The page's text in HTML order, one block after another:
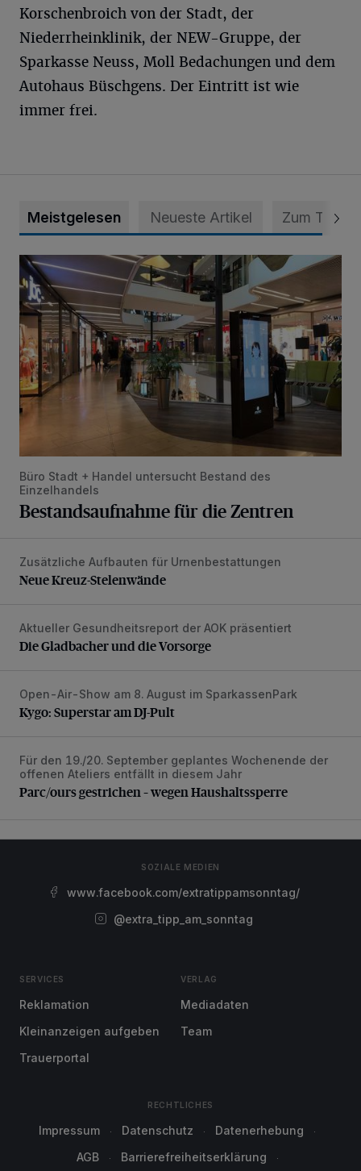
Korschenbroich von der Stadt, der
Niederrheinklinik, der NEW-Gruppe, der
Sparkasse Neuss, Moll Bedachungen und dem
Autohaus Büschgens. Der Eintritt ist wie
immer frei.
Meistgelesen Neueste Artikel Zum Thema
Bestandsaufnahme für die Zentren
Büro Stadt + Handel untersucht Bestand des
Einzelhandels
Bestandsaufnahme für die Zentren
Neue Kreuz-Stelenwände
Zusätzliche Aufbauten für Urnenbestattungen
Neue Kreuz-Stelenwände
Die Gladbacher und die Vorsorge
Aktueller Gesundheitsreport der AOK präsentiert
Die Gladbacher und die Vorsorge
Kygo: Superstar am DJ-Pult
Open-Air-Show am 8. August im SparkassenPark
Kygo: Superstar am DJ-Pult
Parc/ours gestrichen – wegen Haushaltssperre
Für den 19./20. September geplantes Wochenende der
offenen Ateliers entfällt in diesem Jahr
Parc/ours gestrichen – wegen Haushaltssperre
SOZIALE MEDIEN
www.facebook.com/extratippamsonntag/
@extra_tipp_am_sonntag
SERVICES
Reklamation
Kleinanzeigen aufgeben
Trauerportal
VERLAG
Mediadaten
Team
RECHTLICHES
Impressum Datenschutz
Datenerhebung
AGB
Barrierefreiheitserklärung